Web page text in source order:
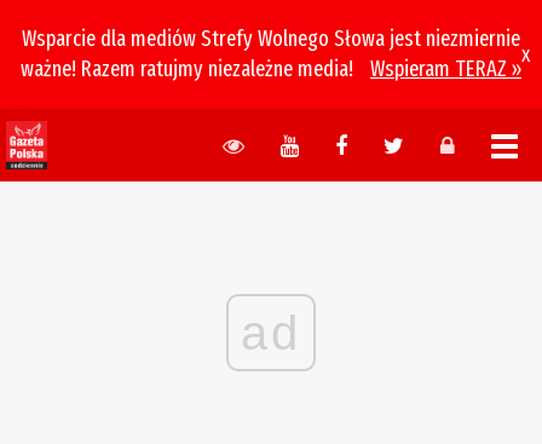
Wsparcie dla mediów Strefy Wolnego Słowa jest niezmiernie
ważne! Razem ratujmy niezależne media!
Wspieram TERAZ »
x
ad